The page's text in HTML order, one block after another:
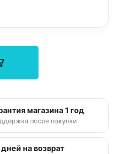
магазина 1 год
после покупки
дней на возврат